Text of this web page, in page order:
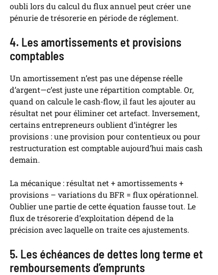
oubli lors du calcul du flux annuel peut créer une
pénurie de trésorerie en période de réglement.
4. Les amortissements et provisions
comptables
Un amortissement n’est pas une dépense réelle
d’argent—c’est juste une répartition comptable. Or,
quand on calcule le cash-flow, il faut les ajouter au
résultat net pour éliminer cet artefact. Inversement,
certains entrepreneurs oublient d’intégrer les
provisions : une provision pour contentieux ou pour
restructuration est comptable aujourd’hui mais cash
demain.
La mécanique : résultat net + amortissements +
provisions – variations du BFR = flux opérationnel.
Oublier une partie de cette équation fausse tout. Le
flux de trésorerie d’exploitation dépend de la
précision avec laquelle on traite ces ajustements.
5. Les échéances de dettes long terme et
remboursements d’emprunts